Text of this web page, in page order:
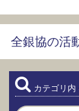
全銀協の活
カテゴリ内